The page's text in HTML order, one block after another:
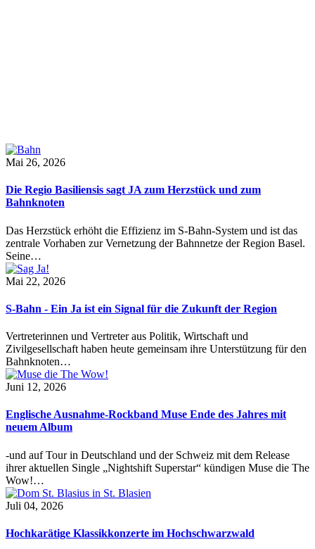
Mai 26, 2026
Die Regio Basiliensis sagt JA zum Herzstück und zum
Bahnknoten
Das Herzstück erhöht die Effizienz im S-Bahn-System und ist das
zentrale Vorhaben zur Vernetzung der Bahnnetze der Region Basel.
Seine…
Mai 22, 2026
S-Bahn - Ein Ja ist ein Signal für die Zukunft der Region
Vertreterinnen und Vertreter aus Politik, Wirtschaft und
Zivilgesellschaft haben heute gemeinsam ihre Unterstützung für den
Bahnknoten…
Juni 12, 2026
Englische Ausnahme-Rockband Muse Ende des Jahres mit
neuem Album
-und auf Tour in Deutschland und der Schweiz mit dem Release
ihrer aktuellen Single „Nightshift Superstar“ kündigen Muse die The
Wow!…
Juli 04, 2026
Hochkarätige Klassikkonzerte im Hochschwarzwald